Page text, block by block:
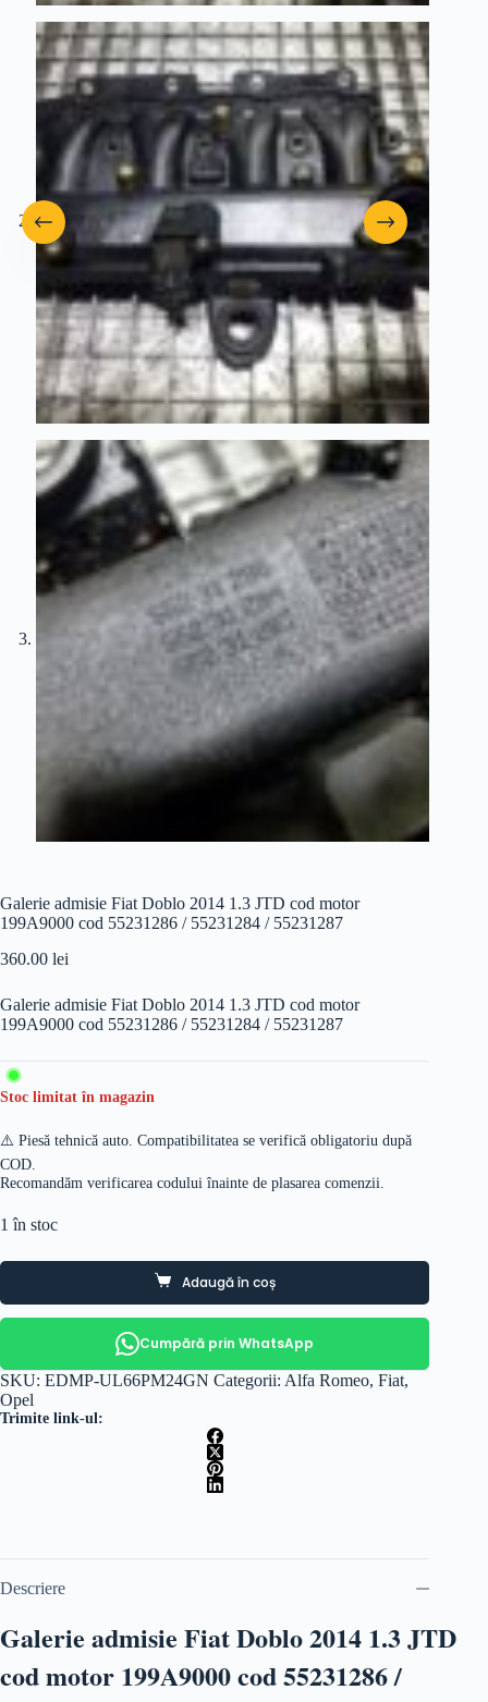
Galerie admisie Fiat Doblo 2014 1.3 JTD cod motor
199A9000 cod 55231286 / 55231284 / 55231287
360.00 lei
Galerie admisie Fiat Doblo 2014 1.3 JTD cod motor
199A9000 cod 55231286 / 55231284 / 55231287
Stoc limitat în magazin
⚠️ Piesă tehnică auto. Compatibilitatea se verifică obligatoriu după
COD.
Recomandăm verificarea codului înainte de plasarea comenzii.
1 în stoc
Adaugă în coș
Cumpără prin WhatsApp
SKU: EDMP-UL66PM24GN Categorii: Alfa Romeo, Fiat,
Opel
Trimite link-ul:
Descriere
Galerie admisie Fiat Doblo 2014 1.3 JTD
cod motor 199A9000 cod 55231286 /